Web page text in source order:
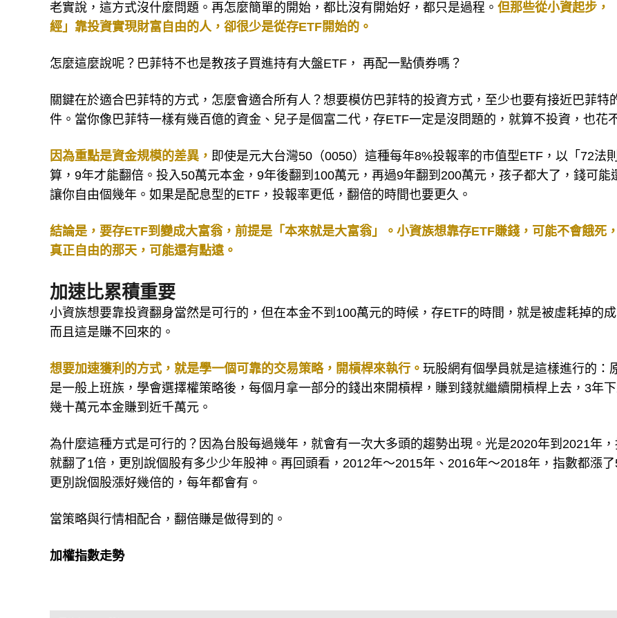
老實說，這方式沒什麼問題。再怎麼簡單的開始，都比沒有開始好，都只是過程。 但那些從小資起步，
經」靠投資實現財富自由的人，卻很少是從存ETF開始的。
怎麼這麼說呢？巴菲特不也是教孩子買進持有大盤ETF， 再配一點債券嗎？
關鍵在於適合巴菲特的方式，怎麼會適合所有人？想要模仿巴菲特的投資方式，至少也要有接近巴菲特
件。當你像巴菲特一樣有幾百億的資金、兒子是個富二代，存ETF一定是沒問題的，就算不投資，也花
因為重點是資金規模的差異， 即使是元大台灣50（0050）這種每年8%投報率的市值型ETF，以「72法
算，9年才能翻倍。投入50萬元本金，9年後翻到100萬元，再過9年翻到200萬元，孩子都大了，錢可能
讓你自由個幾年。如果是配息型的ETF，投報率更低，翻倍的時間也要更久。
結論是，要存ETF到變成大富翁，前提是「本來就是大富翁」。小資族想靠存ETF賺錢，可能不會餓死
真正自由的那天，可能還有點遠。
加速比累積重要
小資族想要靠投資翻身當然是可行的，但在本金不到100萬元的時候，存ETF的時間，就是被虛耗掉的成
而且這是賺不回來的。
想要加速獲利的方式，就是學一個可靠的交易策略，開槓桿來執行。 玩股網有個學員就是這樣進行的：
是一般上班族，學會選擇權策略後，每個月拿一部分的錢出來開槓桿，賺到錢就繼續開槓桿上去，3年
幾十萬元本金賺到近千萬元。
為什麼這種方式是可行的？因為台股每過幾年，就會有一次大多頭的趨勢出現。光是2020年到2021年
就翻了1倍，更別說個股有多少少年股神。再回頭看，2012年～2015年、2016年～2018年，指數都漲了
更別說個股漲好幾倍的，每年都會有。
當策略與行情相配合，翻倍賺是做得到的。
加權指數走勢